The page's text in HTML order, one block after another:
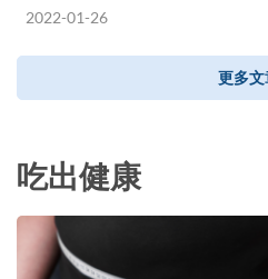
2022-01-26
更多文
吃出健康